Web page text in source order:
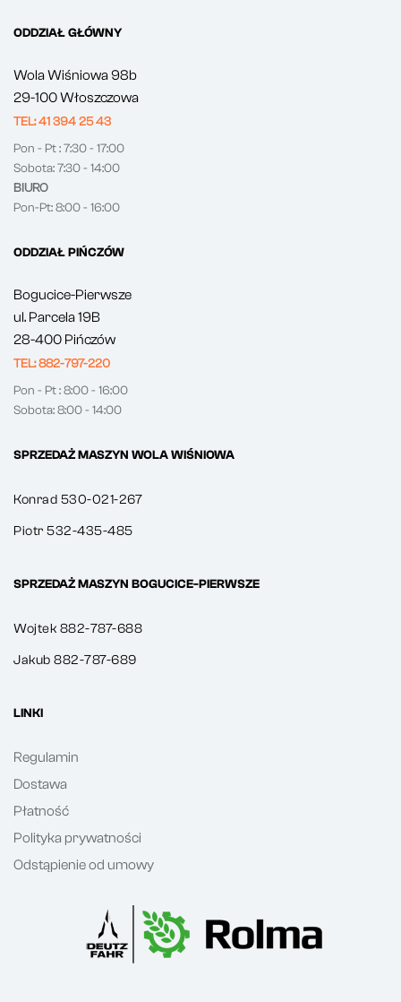
ODDZIAŁ GŁÓWNY
Wola Wiśniowa 98b
29-100 Włoszczowa
TEL: 41 394 25 43
Pon - Pt : 7:30 - 17:00
Sobota: 7:30 - 14:00
BIURO
Pon-Pt: 8:00 - 16:00
ODDZIAŁ PIŃCZÓW
Bogucice-Pierwsze
ul. Parcela 19B
28-400 Pińczów
TEL: 882-797-220
Pon - Pt : 8:00 - 16:00
Sobota: 8:00 - 14:00
SPRZEDAŻ MASZYN WOLA WIŚNIOWA
Konrad 530-021-267
Piotr 532-435-485
SPRZEDAŻ MASZYN BOGUCICE-PIERWSZE
Wojtek 882-787-688
Jakub 882-787-689
LINKI
Regulamin
Dostawa
Płatność
Polityka prywatności
Odstąpienie od umowy